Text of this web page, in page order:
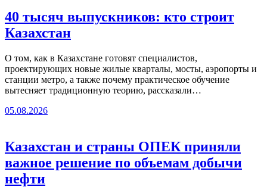
40 тысяч выпускников: кто строит
Казахстан
О том, как в Казахстане готовят специалистов,
проектирующих новые жилые кварталы, мосты, аэропорты и
станции метро, а также почему практическое обучение
вытесняет традиционную теорию, рассказали…
05.08.2026
Казахстан и страны ОПЕК приняли
важное решение по объемам добычи
нефти